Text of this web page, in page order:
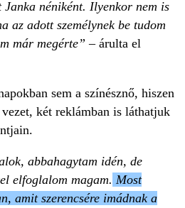
néniként. Ilyenkor nem is
az adott személynek be tudom
már megérte” –árulta el
sem a színésznő, hiszen
két reklámban is láthatjuk
abbahagytam idén, de
elfoglalom magam. Most
amit szerencsére imádnak a